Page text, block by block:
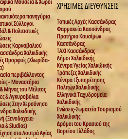
πανηγύρια
Σύλλογοι
& Πολιτιστικές
Καρναβαλιού
Χαλκιδικής
Ομορφιές (Χλωρίδα-
περιβάλλοντος
- Μοναστήρια
Μήνας του Μέλιτος
& Αγκυροβόλια
Στην Χερσόνησο
Χαλκιδικής
(Ξενοδοχεία-
& Studios)
στα Λουτρά Αγίας
ΧΡΗΣΙΜΕΣ ΔΙΕΥΘΥΝΣΕΙΣ
Τοπικές Αρχές Κασσάνδρας
Φαρμακεία Κασσάνδρας
Πρατήρια Καυσίμων
Κασσάνδρας
TAXI Κασσάνδρας
Δήμοι Χαλκιδικής
Κέντρα Υγείας Χαλκιδικής
Τράπεζες Χαλκιδικής
Κέντρα Εξυπηρέτησης
Πολιτών Χαλκιδικής
Ελληνικά Ταχυδρομεία
Χαλκιδικής
Ενώσεις-Σωματεία Τουρισμού
Χαλκιδικής
Δρόμοι του Κρασιού της
Βορείου Ελλάδος